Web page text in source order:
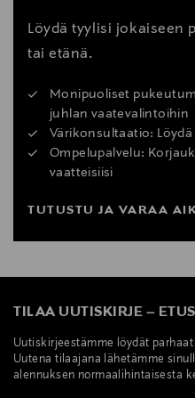
Löydä tyylisi jokaiseen
tai etänä.
Monipuoliset
juhlan vaatevalintoihin
Värikonsultaatio:
Ompelupalvelu:
vaatteisiisi
TUTUSTU JA VARAA
TILAA UUTISKIRJE –
Uutiskirjeestämme löydät
Uutena tilaajana lähetämme
alennuksen normaalihintaisesta